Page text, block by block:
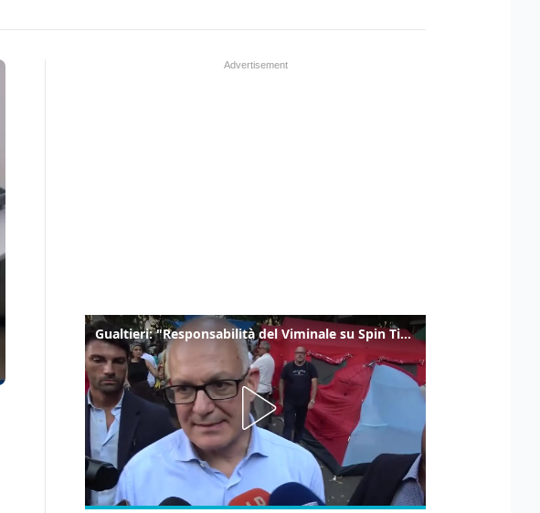
Gualtieri: "Responsabilità del Viminale su Spin Time? La posizione dei partiti è nota"